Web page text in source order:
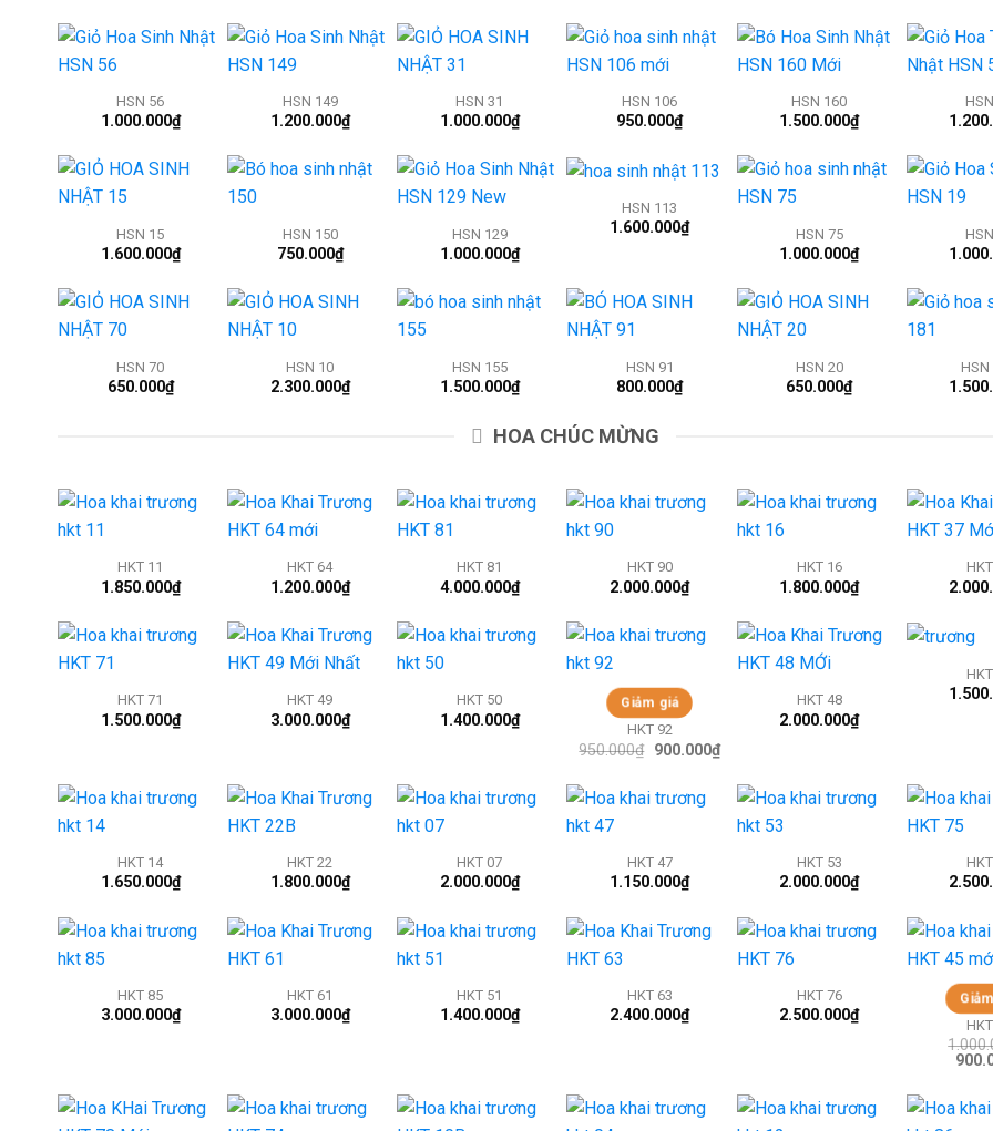
+
HSN 56
1.000.000₫
+
HSN 149
1.200.000₫
+
HSN 31
1.000.000₫
+
HSN 106
950.000₫
+
HSN 160
1.500.000₫
+
+
HSN 15
1.600.000₫
+
HSN 150
750.000₫
+
HSN 129
1.000.000₫
HSN 113
1.600.000₫
+
HSN 75
1.000.000₫
+
+
HSN 70
650.000₫
+
HSN 10
2.300.000₫
+
HSN 155
1.500.000₫
+
HSN 91
800.000₫
+
HSN 20
650.000₫
+
HSN
HOA CHÚC MỪNG
+
HKT 11
1.850.000₫
+
HKT 64
1.200.000₫
+
HKT 81
4.000.000₫
+
HKT 90
2.000.000₫
+
HKT 16
1.800.000₫
+
+
HKT 71
1.500.000₫
+
HKT 49
3.000.000₫
+
HKT 50
1.400.000₫
+
Giảm giá
HKT 92
950.000₫ Giá
950.000₫.
900.000₫Giá
tại
+
HKT 48
2.000.000₫
+
HKT 14
1.650.000₫
+
HKT 22
1.800.000₫
+
HKT 07
2.000.000₫
+
HKT 47
1.150.000₫
+
HKT 53
2.000.000₫
+
+
HKT 85
3.000.000₫
+
HKT 61
3.000.000₫
+
HKT 51
1.400.000₫
+
HKT 63
2.400.000₫
+
HKT 76
2.500.000₫
+
Giá